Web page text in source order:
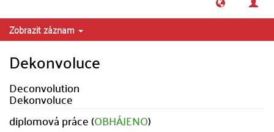
Zobrazit záznam
Dekonvoluce
Deconvolution
Dekonvoluce
diplomová práce (OBHÁJENO)